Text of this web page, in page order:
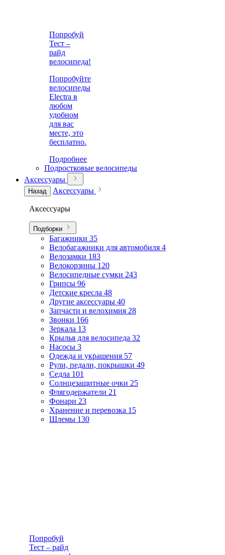
Попробуй
Тест –
райд
велосипеда!
Попробуйте
велосипеды
Electra в
любом
удобном
для вас
месте, это
бесплатно.
Подробнее
Подростковые велосипеды
Аксессуары
Назад Аксессуары
Аксессуары
Подборки
Багажники 35
Велобагажники для автомобиля 4
Велозамки 183
Велокорзины 120
Велосипедные сумки 243
Грипсы 96
Детские кресла 48
Другие аксессуары 40
Запчасти и велохимия 28
Звонки 166
Зеркала 13
Крылья для велосипеда 32
Насосы 3
Одежда и украшения 57
Рули, педали, покрышки 49
Седла 101
Солнцезащитные очки 25
Флягодержатели 21
Фонари 23
Хранение и перевозка 15
Шлемы 130
Попробуй
Тест – райд